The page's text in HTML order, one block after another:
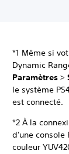
*1 Même si
Dynamic
Paramètres >
le système
est connecté.
*2 À la
d'une console
couleur